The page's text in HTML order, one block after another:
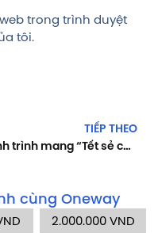
trong trình duyệt
tôi.
TIẾP THEO
Hành trình mang “Tết sẻ chia, Tết yêu thương” về bản làng
cùng Oneway
2.000.000 VND